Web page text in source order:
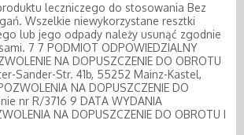
leczniczego do stosowania Bez
Wszelkie niewykorzystane resztki
lub jego odpady należy usunąć zgodnie
7 7 PODMIOT ODPOWIEDZIALNY
NA DOPUSZCZENIE DO OBROTU
Sander-Str. 41b, 55252 Mainz-Kastel,
NA DOPUSZCZENIE DO
nr R/3716 9 DATA WYDANIA
NA DOPUSZCZENIE DO OBROTU I